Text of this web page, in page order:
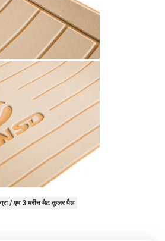
/ एम 3 मरीन मैट कूलर पैड